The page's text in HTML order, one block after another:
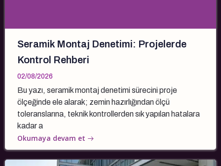
Seramik Montaj Denetimi: Projelerde
Kontrol Rehberi
02/08/2026
Bu yazı, seramik montaj denetimi sürecini proje
ölçeğinde ele alarak; zemin hazırlığından ölçü
toleranslarına, teknik kontrollerden sık yapılan hatalara
kadar a
Okumaya devam et